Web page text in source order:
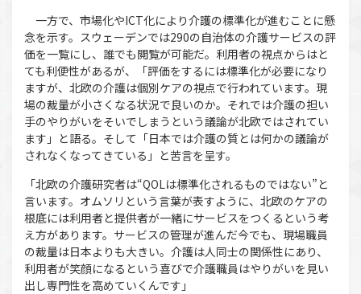
一方で、市場化やICT化により介護の標準化が進むことに懸
念を示す。スウェーデンでは290の自治体の介護サービスの評
価を一覧にし、誰でも閲覧が可能だ。利用者の視点からはと
ても利便性があるが、「評価をするには標準化が必要になり
ますが、北欧の介護は個別ケアの視点で行われています。現
場の裁量が小さくなる状況で良いのか。それでは介護の担い
手のやりがいをそいでしまうという議論が北欧ではされてい
ます」と語る。そして「日本では介護の質とは何かの議論が
されなくなってきている」と苦言を呈す。
「北欧の介護研究者は“QOLは標準化されるものではない”と
言います。オムソリという言葉が表すように、北欧のケアの
根底には利用者と提供者が一緒にサービスをつくるという考
え方があります。サービスの管理が進んだ今でも、現場職員
の裁量は日本よりも大きい。介護は人同士の関係性にあり、
利用者が笑顔になるという喜びで介護職員はやりがいを見い
出し専門性を高めていくんです」